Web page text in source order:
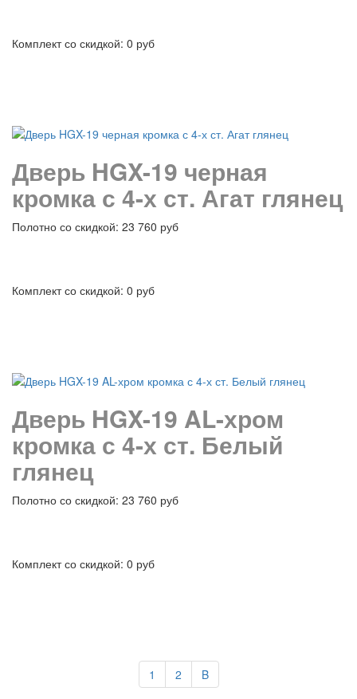
Комплект со скидкой: 0 руб
Дверь HGX-19 черная
кромка с 4-х ст. Агат глянец
Полотно со скидкой: 23 760 руб
Комплект со скидкой: 0 руб
Дверь HGX-19 AL-хром
кромка с 4-х ст. Белый
глянец
Полотно со скидкой: 23 760 руб
Комплект со скидкой: 0 руб
1 2 B